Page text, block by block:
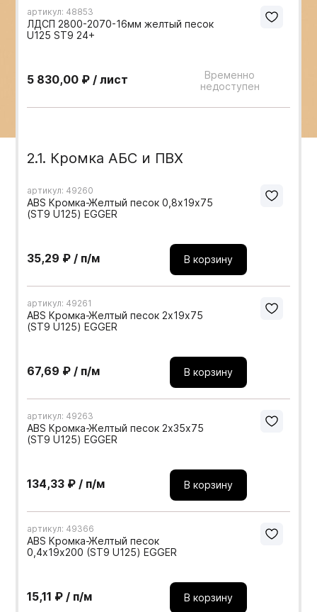
Мебельные образцы, каталоги
артикул: 48853
ЛДСП 2800-2070-16мм желтый песок
U125 ST9 24+
5 830,00 ₽ / лист
Временно
недоступен
2.1. Кромка АБС и ПВХ
артикул: 49260
ABS Кромка-Желтый песок 0,8х19х75
(ST9 U125) EGGER
35,29 ₽ / п/м В корзину
артикул: 49261
ABS Кромка-Желтый песок 2х19х75
(ST9 U125) EGGER
67,69 ₽ / п/м В корзину
артикул: 49263
ABS Кромка-Желтый песок 2х35х75
(ST9 U125) EGGER
134,33 ₽ / п/м В корзину
артикул: 49366
ABS Кромка-Желтый песок
0,4х19х200 (ST9 U125) EGGER
15,11 ₽ / п/м В корзину